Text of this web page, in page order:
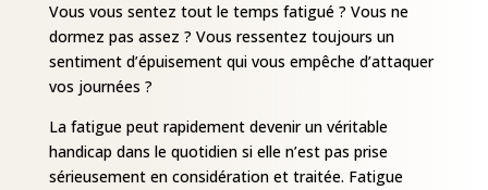
Vous vous sentez tout le temps fatigué ? Vous ne
dormez pas assez ? Vous ressentez toujours un
sentiment d’épuisement qui vous empêche d’attaquer
vos journées ?
La fatigue peut rapidement devenir un véritable
handicap dans le quotidien si elle n’est pas prise
sérieusement en considération et traitée. Fatigue